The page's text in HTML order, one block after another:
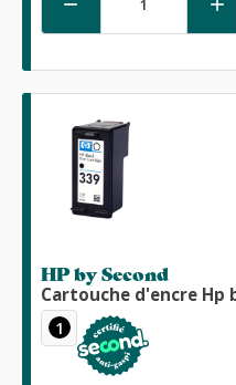
HP by Second
Cartouche d'encre Hp
1